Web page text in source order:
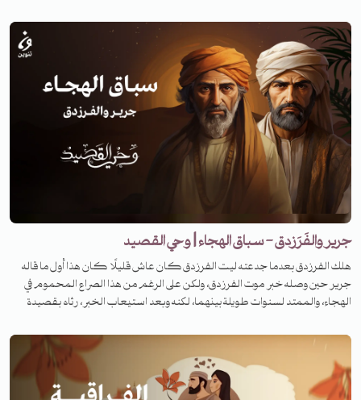
جرير والفَرَزدق - سباق الهجاء | وحي القصيد
هلك الفرزدق بعدما جدعته ليت الفرزدق كان عاش قليلًا كان هذا أول ما قاله
جرير حين وصله خبر موت الفرزدق، ولكن على الرغم من هذا الصراع المحموم في
الهجاء، والممتد لسنوات طويلة بينهما، لكنه وبعد استيعاب الخبر، رثاه بقصيدة
بودكاست في برنامج وحي القصيد.